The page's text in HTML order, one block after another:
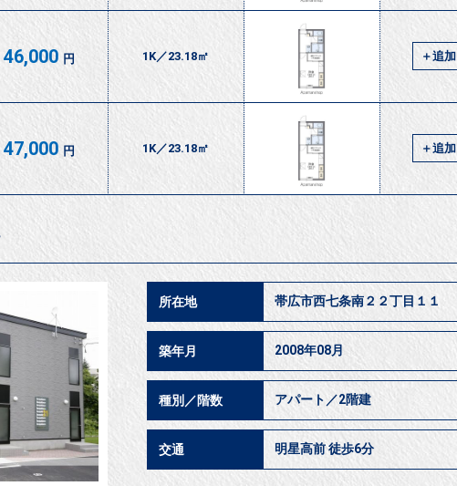
46,000 円 1K／23.18㎡ ＋追加
47,000 円 1K／23.18㎡ ＋追加
所在地 帯広市西七条南２２丁目１１
築年月 2008年08月
種別／階数 アパート／2階建
交通 明星高前 徒歩6分